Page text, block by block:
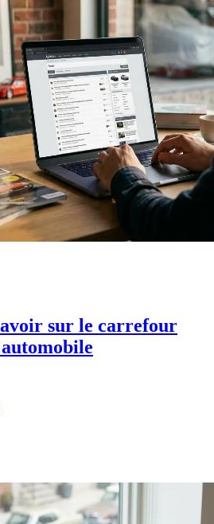
sur le carrefour